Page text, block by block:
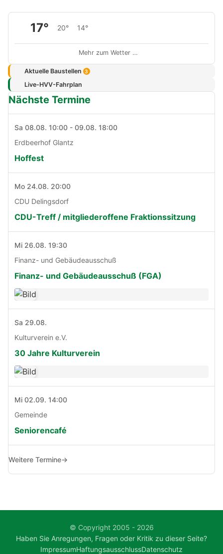
17° 20° 14°
Mehr zum Wetter …
Aktuelle Baustellen 3
Live-HVV-Fahrplan
Nächste Termine
Sa 08.08. 10:00 - 09.08. 18:00
Erdbeerhof Glantz
Hoffest
Mo 24.08. 20:00
CDU Delingsdorf
CDU-Treff / mitgliederoffene Fraktionssitzung
Mi 26.08. 19:30
Finanz- und Gebäudeausschuß
Finanz- und Gebäudeausschuß (FGA)
Sa 29.08.
Kulturverein e.V.
30 Jahre Kulturverein
Mi 02.09. 14:00
Gemeinde
Seniorencafé
Weitere Termine→
© Copyright 2005 - 2026
Haben Sie Anregungen, Fragen oder Kritik zu dieser Seite?
ImpressumHaftungsausschlussDatenschutz